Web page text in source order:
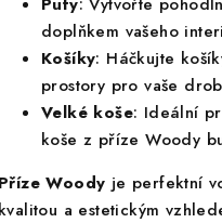
doplňkem vašeho
Košíky: Háčkujte
prostory pro vaše
Velké koše: Ideální
koše z příze Woody
Příze Woody je perfektní
kvalitou a estetickým